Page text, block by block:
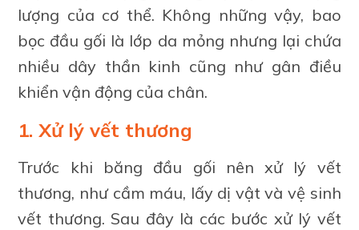
lượng của cơ thể. Không những vậy, bao
bọc đầu gối là lớp da mỏng nhưng lại chứa
nhiều dây thần kinh cũng như gân điều
khiển vận động của chân.
1. Xử lý vết thương
Trước khi băng đầu gối nên xử lý vết
thương, như cầm máu, lấy dị vật và vệ sinh
vết thương. Sau đây là các bước xử lý vết